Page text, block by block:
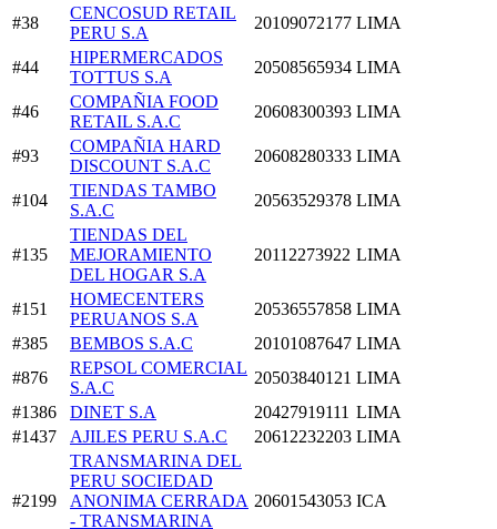
#38
CENCOSUD RETAIL
PERU S.A
20109072177 LIMA
#44
HIPERMERCADOS
TOTTUS S.A
20508565934 LIMA
#46
COMPAÑIA FOOD
RETAIL S.A.C
20608300393 LIMA
#93
COMPAÑIA HARD
DISCOUNT S.A.C
20608280333 LIMA
#104
TIENDAS TAMBO
S.A.C
20563529378 LIMA
#135
TIENDAS DEL
MEJORAMIENTO
DEL HOGAR S.A
20112273922 LIMA
#151
HOMECENTERS
PERUANOS S.A
20536557858 LIMA
#385
BEMBOS S.A.C 20101087647 LIMA
#876
REPSOL COMERCIAL
S.A.C
20503840121 LIMA
#1386
DINET S.A 20427919111 LIMA
#1437
AJILES PERU S.A.C 20612232203 LIMA
#2199
TRANSMARINA DEL
PERU SOCIEDAD
ANONIMA CERRADA
- TRANSMARINA
20601543053 ICA